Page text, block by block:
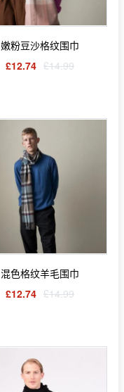
嫩粉豆沙格纹围巾
£12.74 £14.99
混色格纹羊毛围巾
£12.74 £14.99